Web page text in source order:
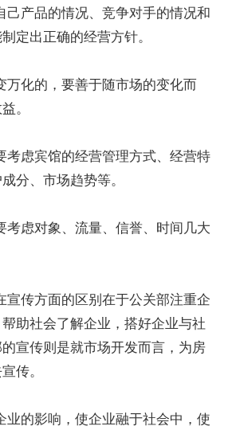
己产品的情况、竞争对手的情况和
定出正确的经营方针。
万化的，要善于随市场的变化而
。
考虑宾馆的经营管理方式、经营特
分、市场趋势等。
考虑对象、流量、信誉、时间几大
宣传方面的区别在于公关部注重企
助社会了解企业，搭好企业与社
宣传则是就市场开发而言，为房
传。
业的影响，使企业融于社会中，使